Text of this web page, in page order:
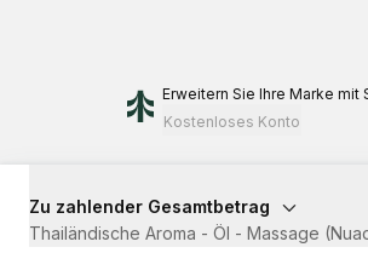
Erweitern Sie Ihre Marke mit
Kostenloses Konto
Zu zahlender Gesamtbetrag
Thailändische Aroma - Öl - Massage